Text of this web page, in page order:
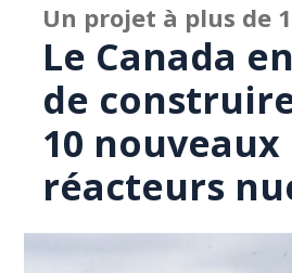
Un projet à plus de
Le Canada
de
10 nouveaux
réacteurs